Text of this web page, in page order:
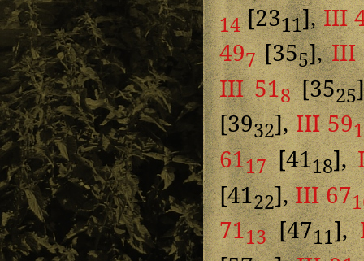
14[2311],III
497[355],III
III 518[3525
[3932],III 59
6117[4118],
[4122],III 67
7113[4711],